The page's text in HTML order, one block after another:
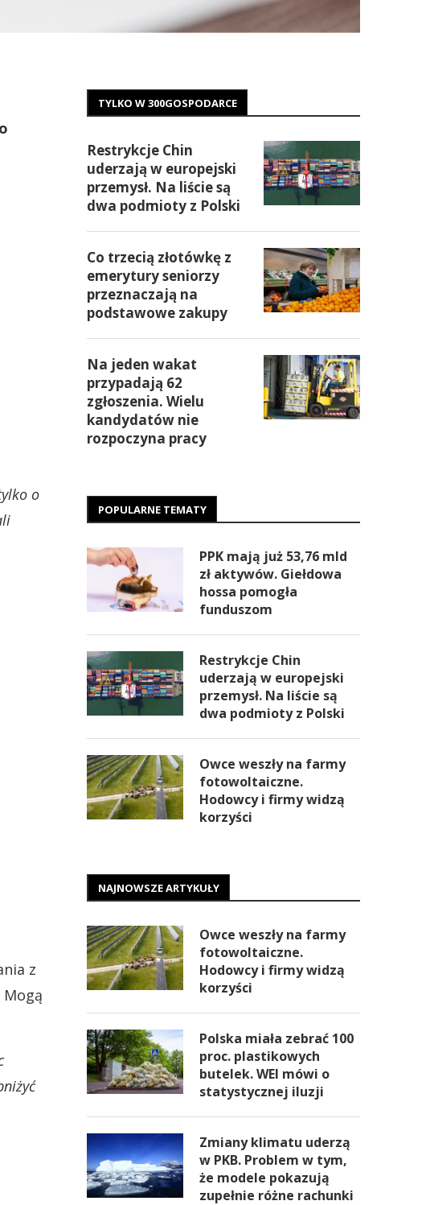
o
z
TYLKO W 300GOSPODARCE
Restrykcje Chin
uderzają w europejski
przemysł. Na liście są
dwa podmioty z Polski
Co trzecią złotówkę z
emerytury seniorzy
przeznaczają na
podstawowe zakupy
Na jeden wakat
przypadają 62
zgłoszenia. Wielu
kandydatów nie
rozpoczyna pracy
POPULARNE TEMATY
PPK mają już 53,76 mld
zł aktywów. Giełdowa
hossa pomogła
funduszom
Restrykcje Chin
uderzają w europejski
przemysł. Na liście są
dwa podmioty z Polski
Owce weszły na farmy
fotowoltaiczne.
Hodowcy i firmy widzą
korzyści
NAJNOWSZE ARTYKUŁY
Owce weszły na farmy
fotowoltaiczne.
Hodowcy i firmy widzą
korzyści
Polska miała zebrać 100
proc. plastikowych
butelek. WEI mówi o
statystycznej iluzji
Zmiany klimatu uderzą
w PKB. Problem w tym,
że modele pokazują
zupełnie różne rachunki